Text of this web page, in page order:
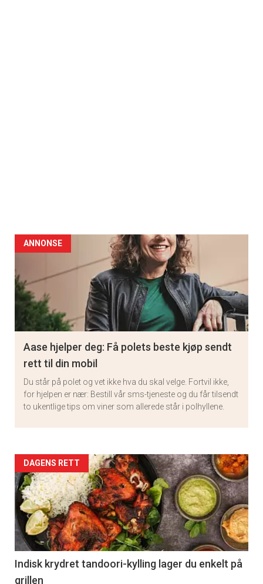
ANNONSE
Aase hjelper deg: Få polets beste kjøp sendt
rett til din mobil
Du står på polet og vet ikke hva du skal velge. Fortvil ikke,
for hjelpen er nær: Bestill vår sms-tjeneste og du får tilsendt
to ukentlige tips om viner som allerede står i polhyllene.
Artikler
detail
-
section
11
DAGENS RETT
Indisk krydret tandoori-kylling lager du enkelt på
grillen